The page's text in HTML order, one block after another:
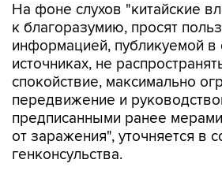
На фоне слухов "китайские
к благоразумию, просят
информацией, публикуемой
источниках, не
спокойствие, максимально
передвижение и
предписанными ранее
от заражения", уточняется в
генконсульства.